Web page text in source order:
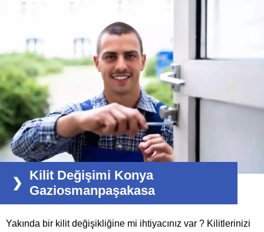
Kilit Değişimi Konya
Gaziosmanpaşakasa
Yakında bir kilit değişikliğine mi ihtiyacınız var ? Kilitlerinizi